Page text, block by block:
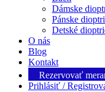
Dámske
Pánske
Detské
O nás
Blog
Kontakt
Rezervovať
Prihlásiť /